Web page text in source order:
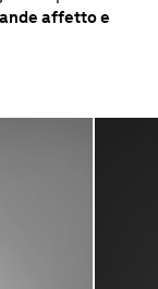
affetto e